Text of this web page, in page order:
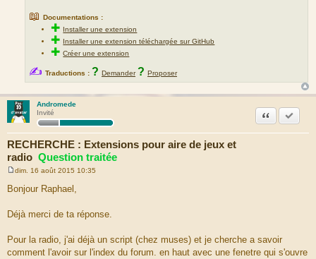
📖 Documentations :
✚ Installer une extension
✚ Installer une extension téléchargée sur GitHub
✚Créer une extension
✍ Traductions : ? Demander ? Proposer
Andromede
Invité
RECHERCHE : Extensions pour aire de jeux et
radio Question traitée
Citation
e
s
a
g
dim. 16 août 2015 10:35
Bonjour Raphael,
Déjà merci de ta réponse.
Pour la radio, j'ai déjà un script (chez muses) et je cherche a savoir
comment l'avoir sur l'index du forum. en haut avec une fenetre qui s'ouvre